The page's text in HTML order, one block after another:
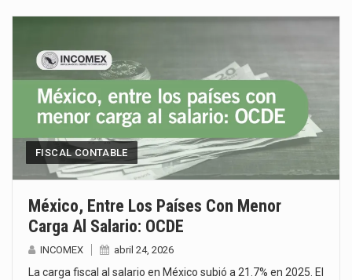
Ante la suspensión temporal de las inspecciones sanitarias del Departamento de Agricultura de Estados Unidos…
Los créditos fiscales determinados a empresas IMMEX rara vez nacen de una interpretación equivocada de…
La industria automotriz mexicana concentra más de la mitad de las quejas bajo el Mecanismo…
FISCAL CONTABLE
México, Entre Los Países Con Menor
Carga Al Salario: OCDE
INCOMEX abril 24, 2026
La carga fiscal al salario en México subió a 21.7% en 2025. El